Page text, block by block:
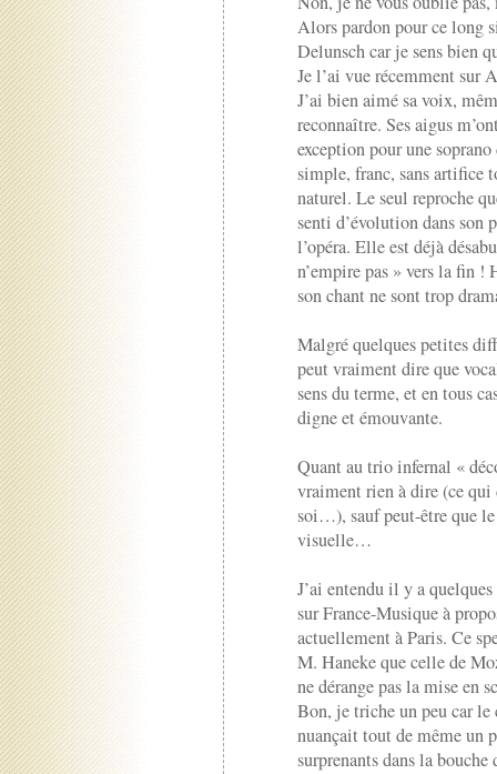
Alors pardon pour ce long
Delunsch car je sens bien
Je l’ai vue récemment sur
J’ai bien aimé sa voix,
reconnaître. Ses aigus
exception pour une
simple, franc, sans artifice
naturel. Le seul reproche
senti d’évolution dans son
l’opéra. Elle est déjà
n’empire pas » vers la fin !
son chant ne sont trop
Malgré quelques petites
peut vraiment dire que
sens du terme, et en tous
digne et émouvante.
Quant au trio infernal «
vraiment rien à dire (ce
soi…), sauf peut-être que
visuelle…
J’ai entendu il y a
sur France-Musique à
actuellement à Paris. Ce
M. Haneke que celle de
ne dérange pas la mise en
Bon, je triche un peu car
nuançait tout de même un
surprenants dans la bouche